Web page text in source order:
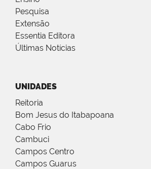
Pesquisa
Extensão
Essentia Editora
Últimas Notícias
UNIDADES
Reitoria
Bom Jesus do Itabapoana
Cabo Frio
Cambuci
Campos Centro
Campos Guarus